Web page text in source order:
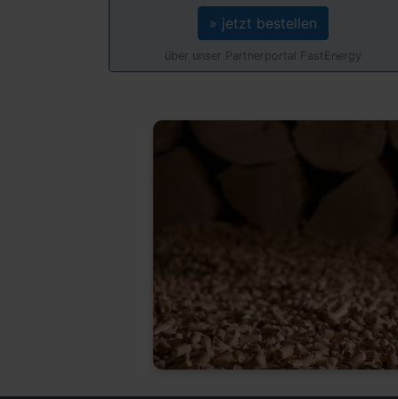
» jetzt bestellen
über unser Partnerportal FastEnergy